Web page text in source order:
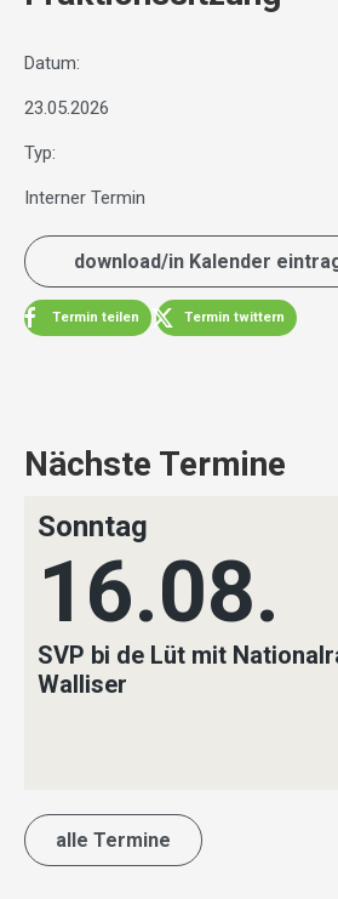
Datum:
23.05.2026
Typ:
Interner Termin
download/in Kalender
Termin teilen Termin twittern
Nächste Termine
Sonntag
16.08.
SVP bi de Lüt mit
Walliser
alle Termine